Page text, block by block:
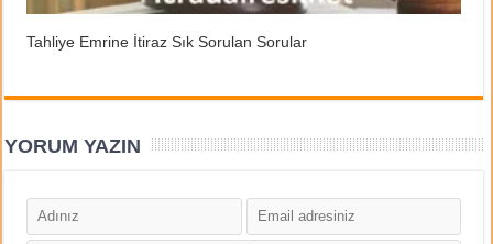
Tahliye Emrine İtiraz Sık Sorulan Sorular
YORUM YAZIN